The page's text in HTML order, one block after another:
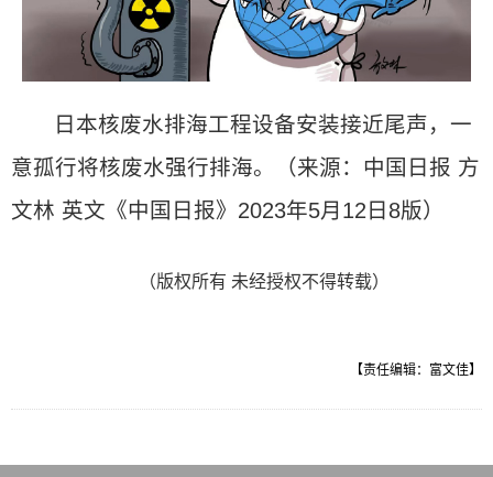
日本核废水排海工程设备安装接近尾声，一
意孤行将核废水强行排海。（来源：中国日报 方
文林 英文《中国日报》2023年5月12日8版）
（版权所有 未经授权不得转载）
【责任编辑：富文佳】